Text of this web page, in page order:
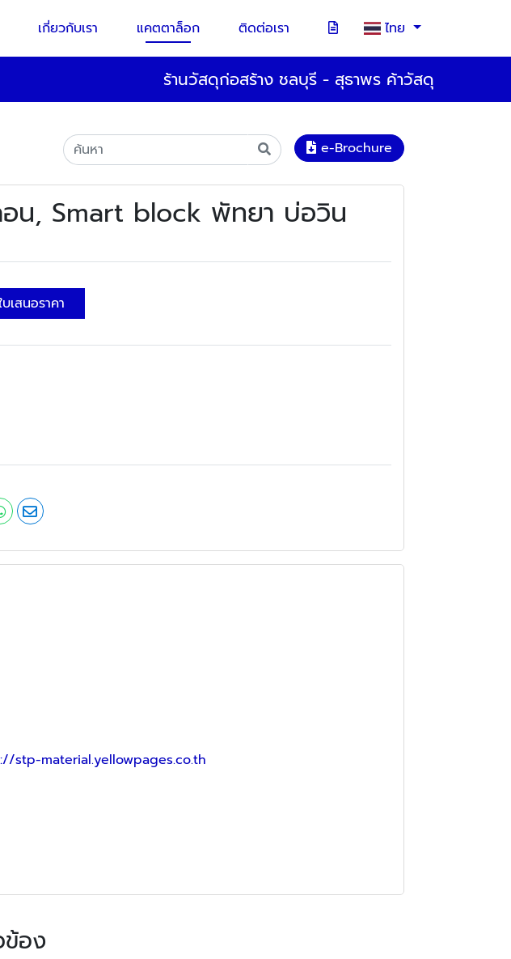
เกี่ยวกับเรา แคตตาล็อก ติดต่อเรา ไทย
ร้านวัสดุก่อสร้าง ชลบุรี - สุธาพร ค้าวัสดุ
e-Brochure
อน, Smart block พัทยา บ่อวิน
เสนอราคา
stp-material.yellowpages.co.th
อง